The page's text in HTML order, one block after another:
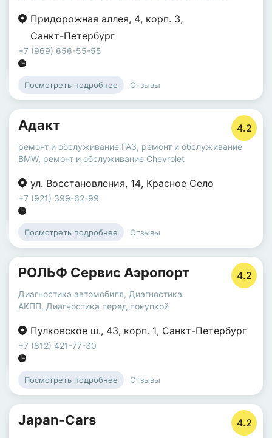
Придорожная аллея, 4, корп. 3,
Санкт-Петербург
+7 (969) 656-55-55
Посмотреть подробнее Отзывы
Адакт 4.2
ремонт и обслуживание ГАЗ, ремонт и обслуживание
BMW, ремонт и обслуживание Chevrolet
ул. Восстановления, 14, Красное Село
+7 (921) 399-62-99
Посмотреть подробнее Отзывы
РОЛЬФ Сервис Аэропорт 4.2
Диагностика автомобиля, Диагностика
АКПП, Диагностика перед покупкой
Пулковское ш., 43, корп. 1, Санкт-Петербург
+7 (812) 421-77-30
Посмотреть подробнее Отзывы
Japan-Cars 4.2